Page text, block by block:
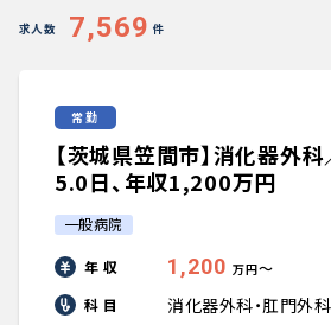
医師の求人・転職Q&A
知りたい・聞きたい
転職成功事例
医師の転職マニュアル
データで見る医師の平均年収
求人数 7,569 件
常勤
【茨城県笠間市】消化器外
5.0日、年収1,200万円
一般病院
年 収 1,200 万円〜
科 目
消化器外科・肛門外